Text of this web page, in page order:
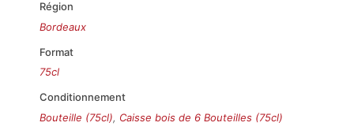
Région
Bordeaux
Format
75cl
Conditionnement
Bouteille (75cl), Caisse bois de 6 Bouteilles (75cl)